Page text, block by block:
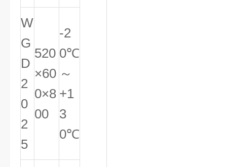
W
G
D
2
0
2
5
520
×60
0×8
00
-2
0℃
～
+1
3
0℃